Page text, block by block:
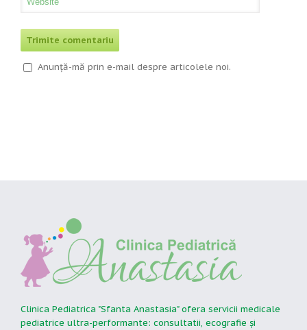
Anunță-mă prin e-mail despre articolele noi.
Clinica Pediatrica "Sfanta Anastasia" ofera servicii medicale
pediatrice ultra-performante: consultatii, ecografie şi